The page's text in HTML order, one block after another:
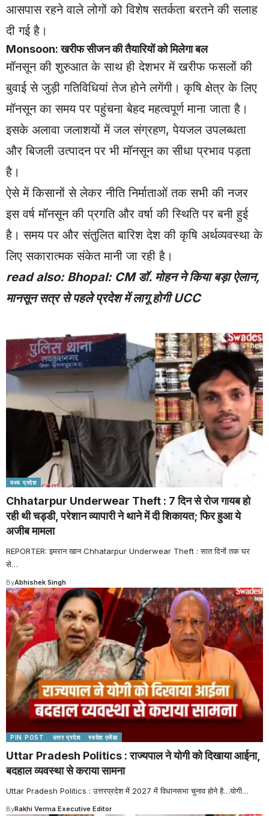
आसपास रहने वाले लोगों को विशेष सतर्कता बरतने की सलाह
दी गई है।
Monsoon: खरीफ सीजन की तैयारियों को मिलेगा बल
मॉनसून की शुरुआत के साथ ही देशभर में खरीफ फसलों की
बुवाई से जुड़ी गतिविधियां तेज होने लगेंगी। कृषि क्षेत्र के लिए
मॉनसून का समय पर पहुंचना बेहद महत्वपूर्ण माना जाता है।
इसके अलावा जलाशयों में जल संग्रहण, पेयजल उपलब्धता
और बिजली उत्पादन पर भी मॉनसून का सीधा प्रभाव पड़ता
है।
ऐसे में किसानों से लेकर नीति निर्माताओं तक सभी की नजर
इस वर्ष मॉनसून की प्रगति और वर्षा की स्थिति पर बनी हुई
है। समय पर और संतुलित बारिश देश की कृषि अर्थव्यवस्था के
लिए सकारात्मक संकेत मानी जा रही है।
read also: Bhopal: CM डॉ. मोहन ने किया बड़ा ऐलान,
मानसून सत्र से पहले प्रदेश में लागू होगी UCC
मध्य प्रदेश
Chhatarpur Underwear Theft : 7 दिन से रोज गायब हो
रही थी चड्डी, परेशान व्यापारी ने थाने में दी शिकायत; फिर हुआ ये
अजीब मामला
REPORTER: इमरान खान Chhatarpur Underwear Theft : सात दिनों तक घर
से…
ByAbhishek Singh
PIN POST उत्तर प्रदेश स्वदेश एजेंडा
Uttar Pradesh Politics : राज्यपाल ने योगी को दिखाया आईना,
बदहाल व्यवस्था से कराया सामना
Uttar Pradesh Politics : उत्तरप्रदेश में 2027 में विधानसभा चुनाव होने है…योगी…
ByRakhi Verma Executive Editor